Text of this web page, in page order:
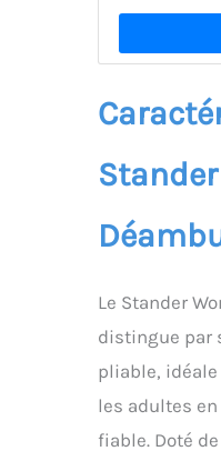
Le Stander
distingue par
pliable,
les adultes
fiable. Doté